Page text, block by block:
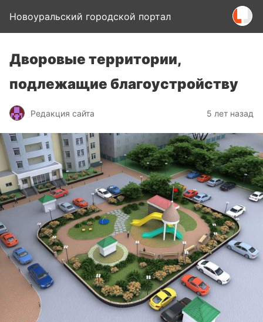
Новоуральский городской портал
Дворовые территории,
подлежащие благоустройству
Редакция сайта 5 лет назад